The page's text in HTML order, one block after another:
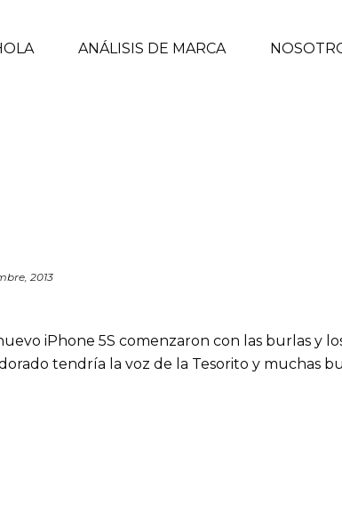
ANÁLISIS DE MARCA
2013
iPhone 5S comenzaron con las burlas y
tendría la voz de la Tesorito y muchas